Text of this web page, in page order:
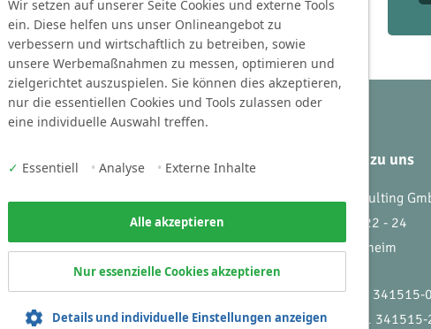
Branchen
Business und Steuern
Ihr Kontakt zu uns
Victoria Consulting
Vogelstraße 22 - 24
91301 Forchheim
Tel+49 9191 341515-0
Fax +49 9191 341515-
Wir setzen auf unserer Seite Cookies und externe Tools
ein. Diese helfen uns unser Onlineangebot zu
verbessern und wirtschaftlich zu betreiben, sowie
unsere Werbemaßnahmen zu messen, optimieren und
zielgerichtet auszuspielen. Sie können dies akzeptieren,
nur die essentiellen Cookies und Tools zulassen oder
eine individuelle Auswahl treffen.
✓ Essentiell • Analyse • Externe Inhalte
Alle akzeptieren
Nur essenzielle Cookies akzeptieren
Details und individuelle Einstellungen anzeigen